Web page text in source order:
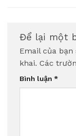
Để lại một
Email của
khai. Các
Bình luận *